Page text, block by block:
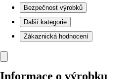
Bezpečnost výrobků
Další kategorie
Zákaznická hodnocení
Informace o výrobku